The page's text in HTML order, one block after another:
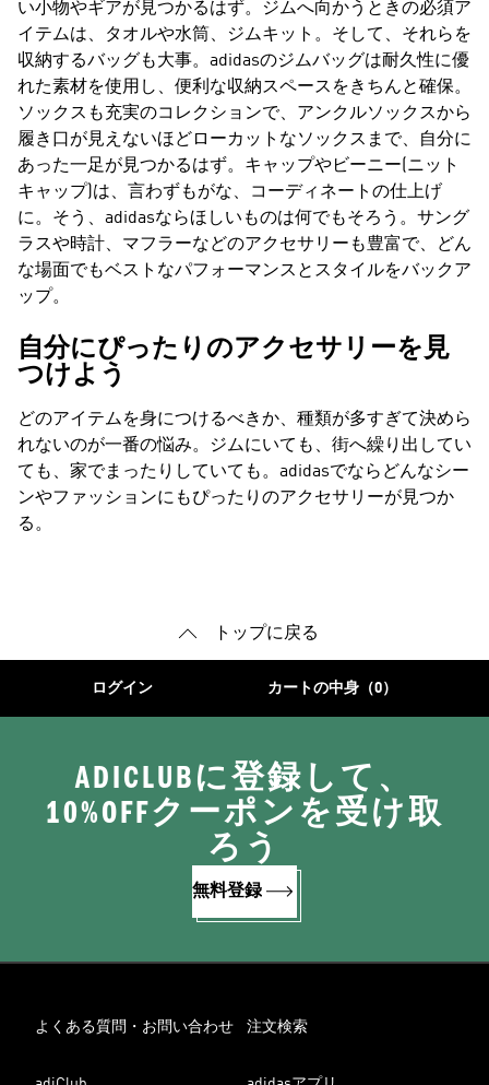
い小物やギアが見つかるはず。ジムへ向かうときの必須ア
イテムは、タオルや水筒、ジムキット。そして、それらを
収納するバッグも大事。adidasのジムバッグは耐久性に優
れた素材を使用し、便利な収納スペースをきちんと確保。
ソックスも充実のコレクションで、アンクルソックスから
履き口が見えないほどローカットなソックスまで、自分に
あった一足が見つかるはず。キャップやビーニー(ニット
キャップ)は、言わずもがな、コーディネートの仕上げ
に。そう、adidasならほしいものは何でもそろう。サング
ラスや時計、マフラーなどのアクセサリーも豊富で、どん
な場面でもベストなパフォーマンスとスタイルをバックア
ップ。
自分にぴったりのアクセサリーを見
つけよう
どのアイテムを身につけるべきか、種類が多すぎて決めら
れないのが一番の悩み。ジムにいても、街へ繰り出してい
ても、家でまったりしていても。adidasでならどんなシー
ンやファッションにもぴったりのアクセサリーが見つか
る。
トップに戻る
ログイン カートの中身（0）
ADICLUBに登録して、
10%OFFクーポンを受け取
ろう
無料登録
よくある質問・お問い合わせ 注文検索